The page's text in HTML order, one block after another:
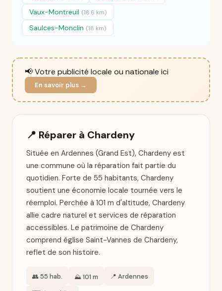
Vaux-Montreuil (18.6 km)
Saulces-Monclin (18 km)
📢 Votre publicité locale ou nationale ici
En savoir plus →
📍 Réparer à Chardeny
Située en Ardennes (Grand Est), Chardeny est
une commune où la réparation fait partie du
quotidien. Forte de 55 habitants, Chardeny
soutient une économie locale tournée vers le
réemploi. Perchée à 101 m d'altitude, Chardeny
allie cadre naturel et services de réparation
accessibles. Le patrimoine de Chardeny
comprend église Saint-Vannes de Chardeny,
reflet de son histoire.
👥 55 hab. ⛰️ 101 m 📍 Ardennes